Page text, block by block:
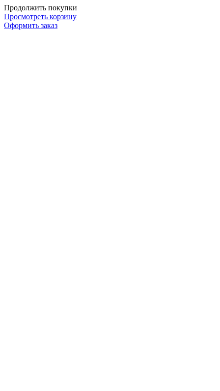
Продолжить покупки
Просмотреть корзину
Оформить заказ